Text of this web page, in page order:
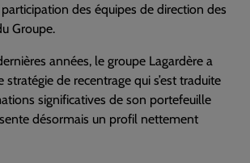
des équipes de direction des
Groupe.
années, le groupe Lagardère a
stratégie de recentrage qui s’est traduite
significatives de son portefeuille
désormais un profil nettement